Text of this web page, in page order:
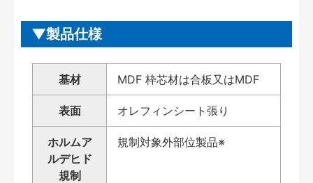
製品仕様
基材 MDF 枠芯材は合板又はMDF
表面 オレフィンシート張り
ホルムア
ルデヒド
規制
規制対象外部位製品※